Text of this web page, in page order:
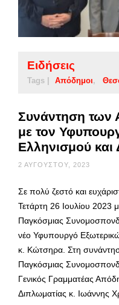
Ειδήσεις
Tags | Απόδημοι
Συνάντηση
με τον
Ελληνισμού
2 ΑΥΓΟΎΣΤΟΥ, 2023
Σε πολύ ζεστό και
Τετάρτη 26 Ιουλίου 2023
Παγκόσμιας
νέο Υφυπουργό
κ. Κώτσηρα. Στη
Παγκόσμιας
Γενικός Γραμματέας
Διπλωματίας κ. Ιωάννης